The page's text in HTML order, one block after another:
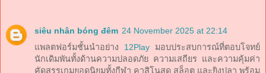
siêu nhân bóng đêm 24 November 2025 at 22:14
แพลตฟอร์มชั้นนำอย่าง 12Play มอบประสบการณ์ที่ตอบโจทย์
นักเดิมพันทั้งด้านความปลอดภัย ความเสถียร และความคุ้มค่า
คัดสรรเกมยอดนิยมทั้งกีฬา คาสิโนสด สล็อต และยิงปลา พร้อม